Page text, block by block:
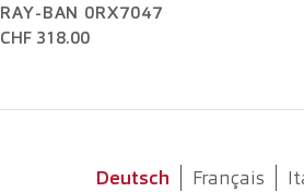
RAY-BAN 0RX7047
CHF 318.00
Deutsch Français